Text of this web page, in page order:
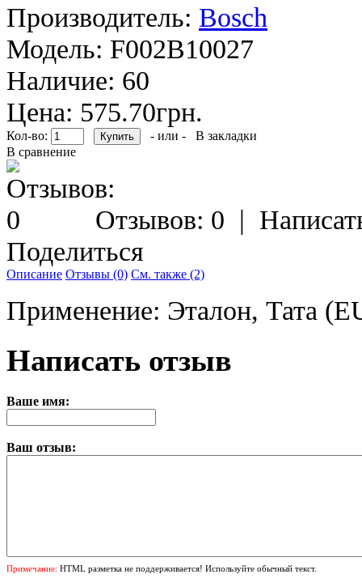
Производитель: Bosch
Модель: F002B10027
Наличие: 60
Цена: 575.70грн.
Кол-во: - или -
В закладки
В сравнение
Отзывов: 0 |
Поделиться
Описание Отзывы (0) См. также (2)
Применение: Эталон, Тата
Написать отзыв
Ваше имя:
Ваш отзыв:
Примечание: HTML разметка не поддерживается! Используйте обычный текст.